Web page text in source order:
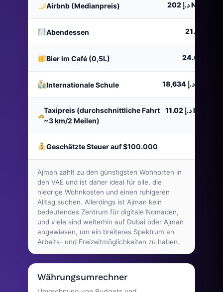
Airbnb (Medianpreis) د.إ 202Nacht
Abendessen
Bier im Café (0,5L)
Internationale Schule د.إ 18,634
Taxipreis (durchschnittliche Fahrt
~3 km/2 Meilen)
د.إ 11.02Reise
Geschätzte Steuer auf $100.000
Ajman zählt zu den günstigsten Wohnorten in
den VAE und ist daher ideal für alle, die
niedrige Wohnkosten und einen ruhigeren
Alltag suchen. Allerdings ist Ajman kein
bedeutendes Zentrum für digitale Nomaden,
und viele sind weiterhin auf Dubai oder Ajman
angewiesen, um ein breiteres Spektrum an
Arbeits- und Freizeitmöglichkeiten zu haben.
Währungsumrechner